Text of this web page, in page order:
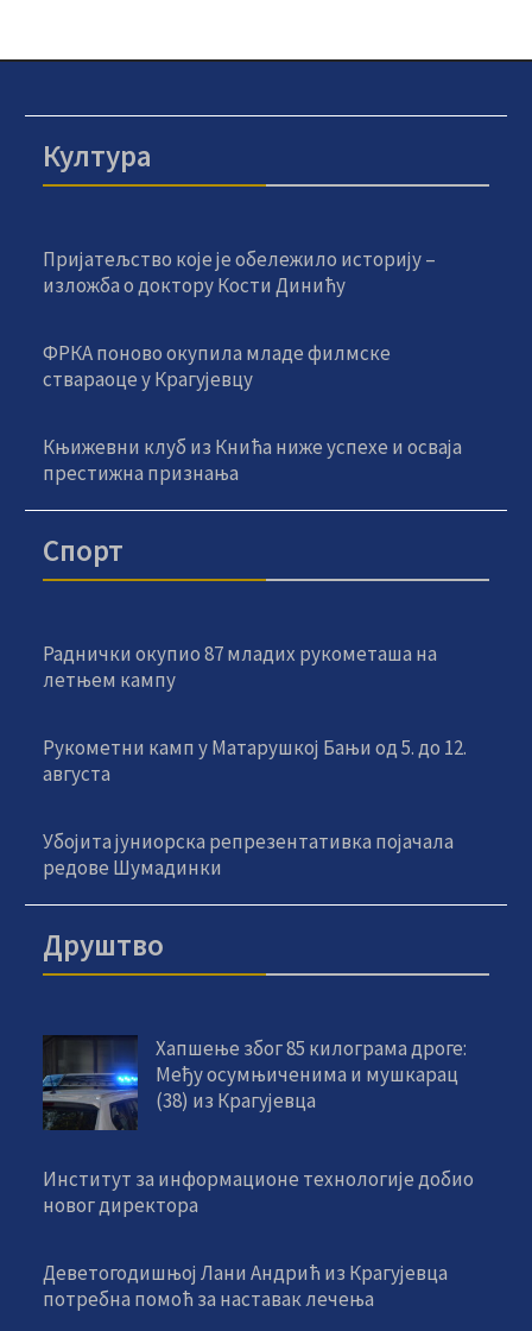
Култура
Пријатељство које је обележило историју –
изложба о доктору Кости Динићу
ФРКА поново окупила младе филмске
ствараоце у Крагујевцу
Књижевни клуб из Кнића ниже успехе и осваја
престижна признања
Спорт
Раднички окупио 87 младих рукометаша на
летњем кампу
Рукометни камп у Матарушкој Бањи од 5. до 12.
августа
Убојита јуниорска репрезентативка појачала
редове Шумадинки
Друштво
Хапшење због 85 килограма дроге:
Међу осумњиченима и мушкарац
(38) из Крагујевца
Институт за информационе технологије добио
новог директора
Деветогодишњој Лани Андрић из Крагујевца
потребна помоћ за наставак лечења